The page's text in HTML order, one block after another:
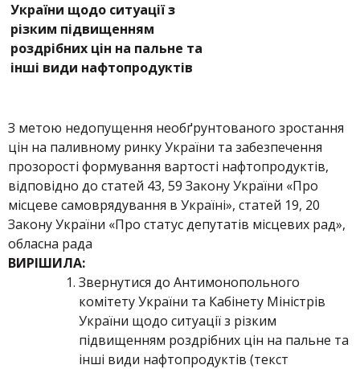
України щодо ситуації з
різким підвищенням
роздрібних цін на пальне та
інші види нафтопродуктів
З метою недопущення необґрунтованого зростання
цін на паливному ринку України та забезпечення
прозорості формування вартості нафтопродуктів,
відповідно до статей 43, 59 Закону України «Про
місцеве самоврядування в Україні», статей 19, 20
Закону України «Про статус депутатів місцевих рад»,
обласна рада
ВИРІШИЛА:
Звернутися до Антимонопольного
комітету України та Кабінету Міністрів
України щодо ситуації з різким
підвищенням роздрібних цін на пальне та
інші види нафтопродуктів (текст